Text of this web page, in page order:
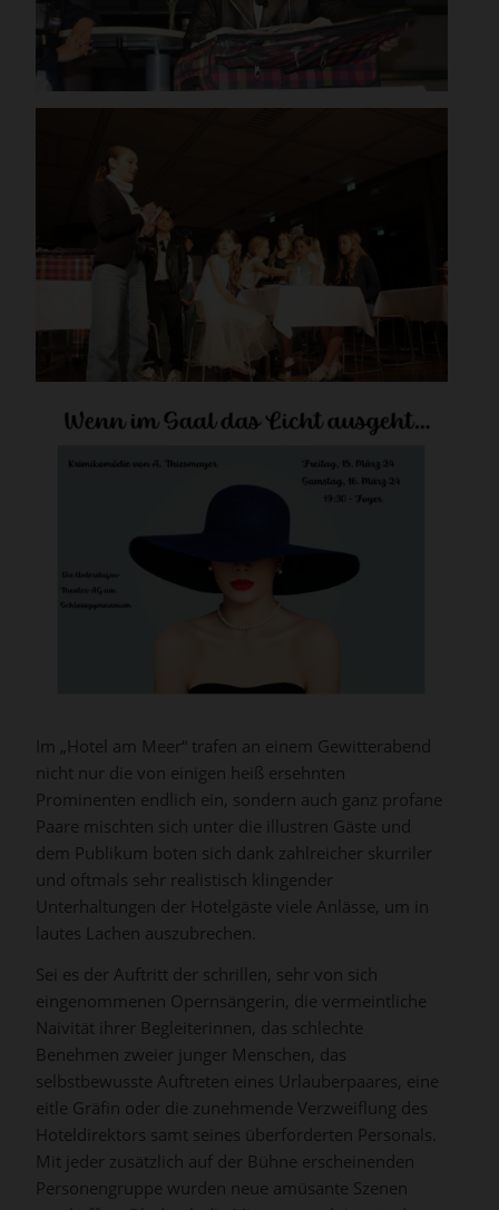
Im „Hotel am Meer“ trafen an einem Gewitterabend
nicht nur die von einigen heiß ersehnten
Prominenten endlich ein, sondern auch ganz profane
Paare mischten sich unter die illustren Gäste und
dem Publikum boten sich dank zahlreicher skurriler
und oftmals sehr realistisch klingender
Unterhaltungen der Hotelgäste viele Anlässe, um in
lautes Lachen auszubrechen.
Sei es der Auftritt der schrillen, sehr von sich
eingenommenen Opernsängerin, die vermeintliche
Naivität ihrer Begleiterinnen, das schlechte
Benehmen zweier junger Menschen, das
selbstbewusste Auftreten eines Urlauberpaares, eine
eitle Gräfin oder die zunehmende Verzweiflung des
Hoteldirektors samt seines überforderten Personals.
Mit jeder zusätzlich auf der Bühne erscheinenden
Personengruppe wurden neue amüsante Szenen